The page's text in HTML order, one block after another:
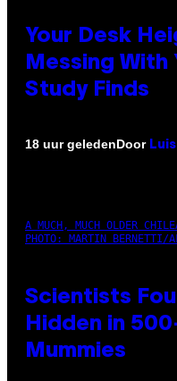
Your Desk
Messing With
Study Finds
18 uur geledenDoor
A MUCH, MUCH OLDER
PHOTO: MARTIN BERNETTI/
Scientists
Hidden in
Mummies